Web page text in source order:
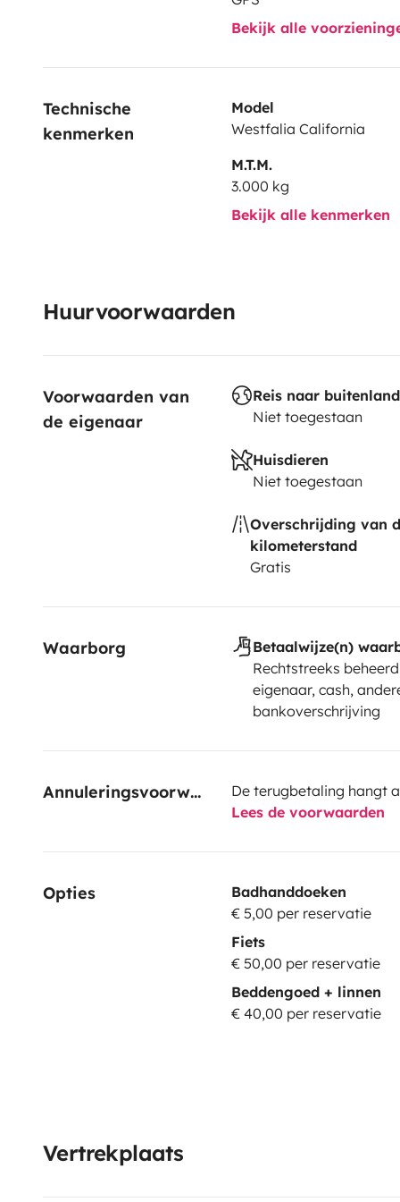
Bekijk alle
Technische
kenmerken
Model
Westfalia California
M.T.M.
3.000 kg
Bekijk alle kenmerken
Huurvoorwaarden
Voorwaarden van
de eigenaar
Reis naar buitenland
Niet toegestaan
Huisdieren
Niet toegestaan
Overschrijding van
kilometerstand
Gratis
Waarborg
Betaalwijze(n)
Rechtstreeks
eigenaar, cash,
bankoverschrijving
Annuleringsvoorwaarden
De terugbetaling hangt
Lees de voorwaarden
Opties
Badhanddoeken
€ 5,00 per reservatie
Fiets
€ 50,00 per reservatie
Beddengoed + linnen
€ 40,00 per reservatie
Vertrekplaats